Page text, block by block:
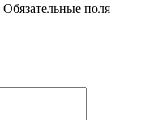
Обязательные поля